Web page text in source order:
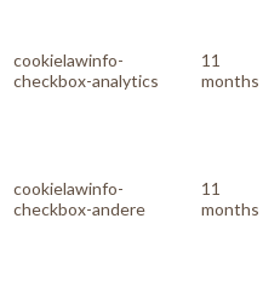
cookielawinfo-
checkbox-analytics
11
months
cookielawinfo-
checkbox-andere
11
months